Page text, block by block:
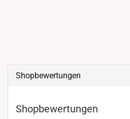
Shopbewertungen
Shopbewertungen